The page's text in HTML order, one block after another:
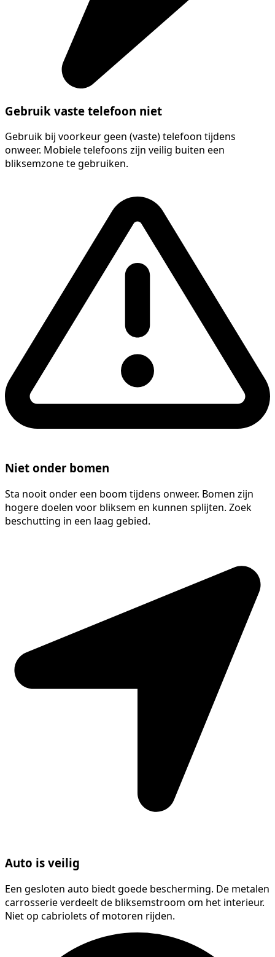
Gebruik vaste telefoon niet
Gebruik bij voorkeur geen (vaste) telefoon tijdens
onweer. Mobiele telefoons zijn veilig buiten een
bliksemzone te gebruiken.
Niet onder bomen
Sta nooit onder een boom tijdens onweer. Bomen zijn
hogere doelen voor bliksem en kunnen splijten. Zoek
beschutting in een laag gebied.
Auto is veilig
Een gesloten auto biedt goede bescherming. De metalen
carrosserie verdeelt de bliksemstroom om het interieur.
Niet op cabriolets of motoren rijden.